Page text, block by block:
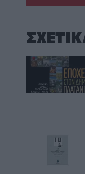
Χανιά: «4
ΕΛΜΕΠΑ: Και